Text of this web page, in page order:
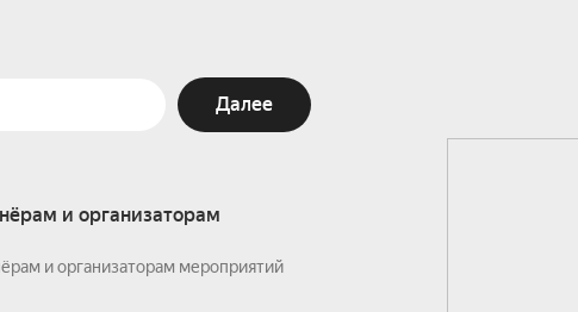
Далее
и организаторам
и организаторам мероприятий